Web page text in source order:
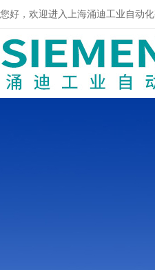
您好，欢迎进入上海涌迪工业自动化